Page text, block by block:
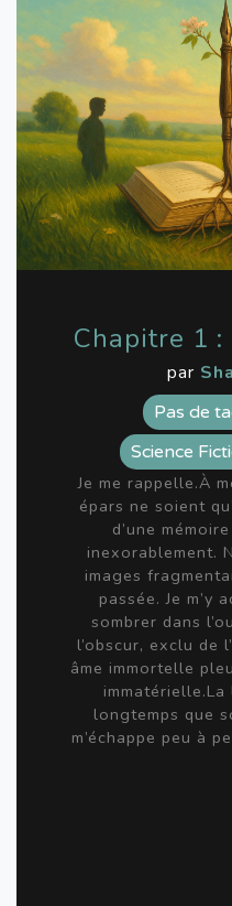
Chapitre 1
par
Pas de
Science
Je me rappelle.À
épars ne soient
d’une
inexorablement.
images
passée. Je m’y
sombrer dans
l’obscur, exclu de
âme immortelle
longtemps que
m’échappe peu à